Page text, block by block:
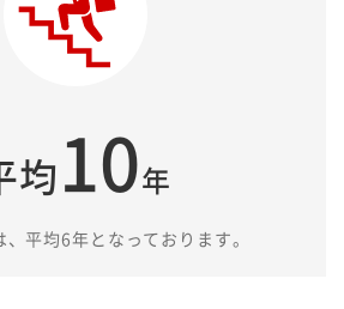
均10年
平均6年となっております。